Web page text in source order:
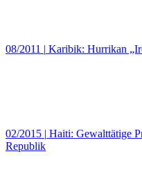
08/2011 | Karibik: Hurrikan
02/2015 | Haiti: Gewalttätige
Republik